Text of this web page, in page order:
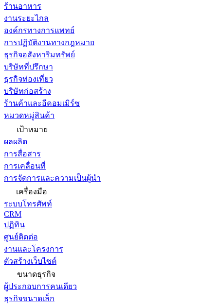
ร้านอาหาร
งานระยะไกล
องค์กรทางการแพทย์
การปฏิบัติงานทางกฎหมาย
ธุรกิจอสังหาริมทรัพย์
บริษัทที่ปรึกษา
ธุรกิจท่องเที่ยว
บริษัทก่อสร้าง
ร้านค้าและอีคอมเมิร์ซ
หมวดหมู่สินค้า
เป้าหมาย
ผลผลิต
การสื่อสาร
การเคลื่อนที่
การจัดการและความเป็นผู้นำ
เครื่องมือ
ระบบโทรศัพท์
CRM
ปฏิทิน
ศูนย์ติดต่อ
งานและโครงการ
ตัวสร้างเว็บไซต์
ขนาดธุรกิจ
ผู้ประกอบการคนเดียว
ธุรกิจขนาดเล็ก